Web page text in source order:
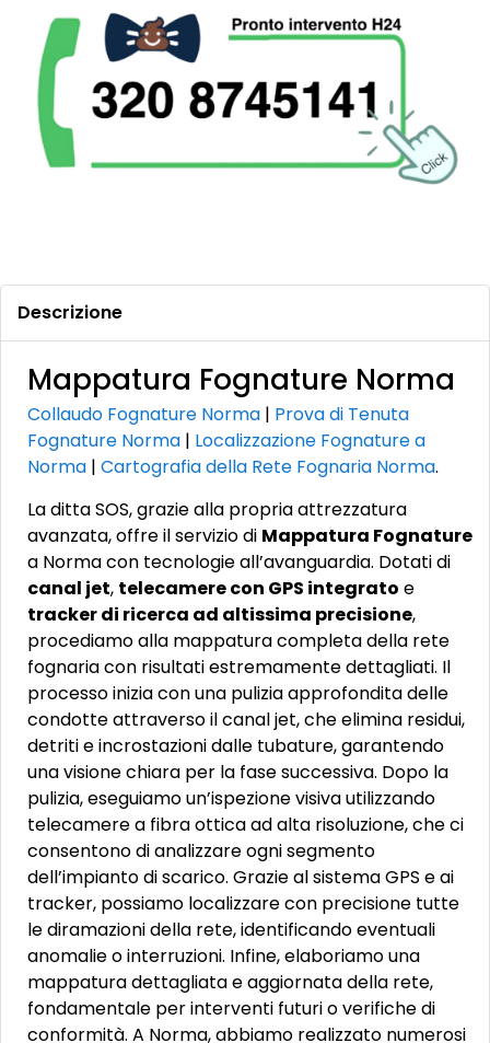
Descrizione
Mappatura Fognature Norma
Collaudo Fognature Norma | Prova di Tenuta
Fognature Norma | Localizzazione Fognature a
Norma | Cartografia della Rete Fognaria Norma.
La ditta SOS, grazie alla propria attrezzatura
avanzata, offre il servizio di Mappatura Fognature
a Norma con tecnologie all’avanguardia. Dotati di
canal jet, telecamere con GPS integrato e
tracker di ricerca ad altissima precisione,
procediamo alla mappatura completa della rete
fognaria con risultati estremamente dettagliati. Il
processo inizia con una pulizia approfondita delle
condotte attraverso il canal jet, che elimina residui,
detriti e incrostazioni dalle tubature, garantendo
una visione chiara per la fase successiva. Dopo la
pulizia, eseguiamo un’ispezione visiva utilizzando
telecamere a fibra ottica ad alta risoluzione, che ci
consentono di analizzare ogni segmento
dell’impianto di scarico. Grazie al sistema GPS e ai
tracker, possiamo localizzare con precisione tutte
le diramazioni della rete, identificando eventuali
anomalie o interruzioni. Infine, elaboriamo una
mappatura dettagliata e aggiornata della rete,
fondamentale per interventi futuri o verifiche di
conformità. A Norma, abbiamo realizzato numerosi